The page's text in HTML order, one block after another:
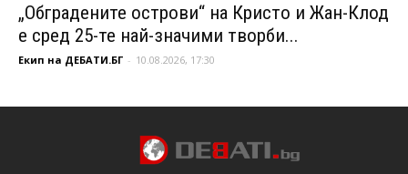
„Обградените острови“ на Кристо и Жан-Клод
е сред 25-те най-значими творби...
Екип на ДЕБАТИ.БГ - 10.08.2026, 17:30